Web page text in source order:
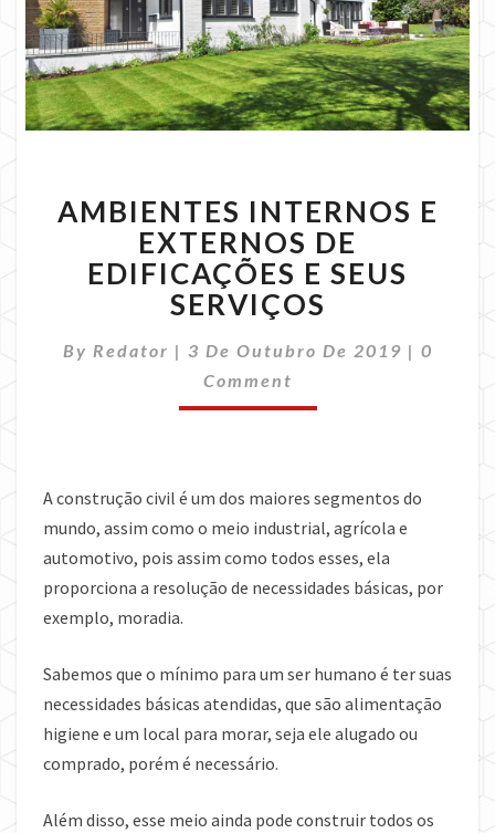
INTERNOS
E
EXTERNOS
DE
EDIFICAÇÕES
SEUS
SERVIÇOS
AMBIENTES INTERNOS E
EXTERNOS DE
EDIFICAÇÕES E SEUS
SERVIÇOS
By Redator | 3 De Outubro De 2019 | 0
Comment
A construção civil é um dos maiores segmentos do
mundo, assim como o meio industrial, agrícola e
automotivo, pois assim como todos esses, ela
proporciona a resolução de necessidades básicas, por
exemplo, moradia.
Sabemos que o mínimo para um ser humano é ter suas
necessidades básicas atendidas, que são alimentação
higiene e um local para morar, seja ele alugado ou
comprado, porém é necessário.
Além disso, esse meio ainda pode construir todos os